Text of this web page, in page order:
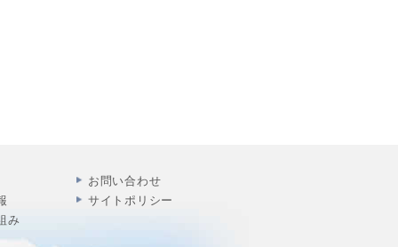
み
お問い合わせ
サイトポリシー